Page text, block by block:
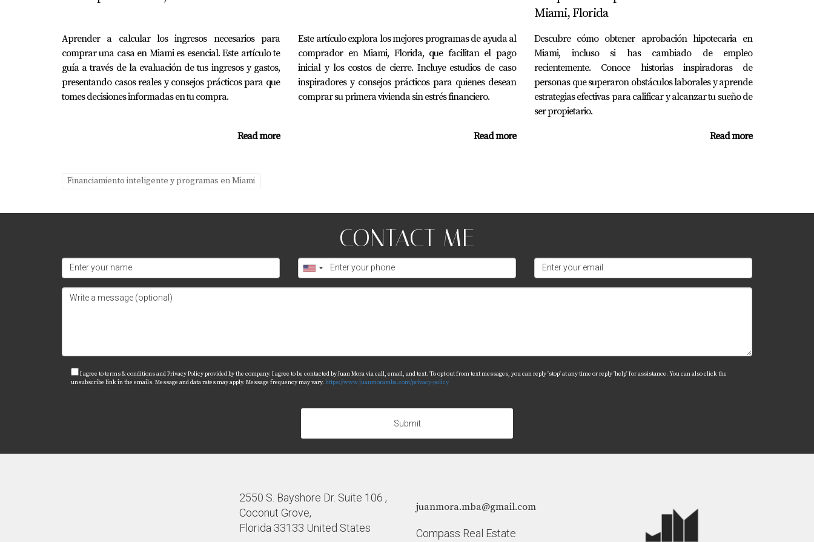
Preguntas Frecuentes
¿Qué tipos de programas de financiamiento existen en Miami?
Existen varios tipos, incluyendo préstamos FHA, programas estatales y locales que ofrecen asistencia para el pago inicial y tasas preferenciales.
¿Cómo puedo calificar para un programa de financiamiento?
Las calificaciones varían según el programa; generalmente se consideran factores como ingresos, historial crediticio y situación laboral.
¿Es necesario tener un buen crédito para acceder a estos programas?
¿Cuánto dinero puedo ahorrar utilizando un programa de financiamiento?
¿Dónde puedo obtener más información sobre estos programas?
Puedes visitar sitios web gubernamentales o consultar con agentes inmobiliarios especializados como Juan Mora para obtener detalles específicos.
Recuerda que cada historia es única y cada camino hacia la propiedad puede ser diferente. Si deseas explorar tus opciones o tienes preguntas
adicionales sobre cómo comenzar este emocionante viaje hacia tu nuevo hogar en Miami, ¡no dudes en contactar a Juan Mora hoy mismo!
Aprender a calcular los ingresos necesarios para
comprar una casa en Miami es esencial. Este artículo te
guía a través de la evaluación de tus ingresos y gastos,
presentando casos reales y consejos prácticos para que
tomes decisiones informadas en tu compra.
Read more
Este artículo explora los mejores programas de ayuda al
comprador en Miami, Florida, que facilitan el pago
inicial y los costos de cierre. Incluye estudios de caso
inspiradores y consejos prácticos para quienes desean
comprar su primera vivienda sin estrés financiero.
Read more
Miami, Florida
Descubre cómo obtener aprobación hipotecaria en
Miami, incluso si has cambiado de empleo
recientemente. Conoce historias inspiradoras de
personas que superaron obstáculos laborales y aprende
estrategias efectivas para calificar y alcanzar tu sueño de
ser propietario.
Read more
Financiamiento inteligente y programas en Miami
CONTACT ME
I agree to terms & conditions and Privacy Policy provided by the company. I agree to be contacted by Juan Mora via call, email, and text. To opt out from text messages, you can reply 'stop' at any time or reply 'help' for assistance. You can also click the
unsubscribe link in the emails. Message and data rates may apply. Message frequency may vary. https://www.juanmoramba.com/privacy-policy
Submit
2550 S. Bayshore Dr. Suite 106 ,
Coconut Grove,
Florida 33133 United States
juanmora.mba@gmail.com
Compass Real Estate